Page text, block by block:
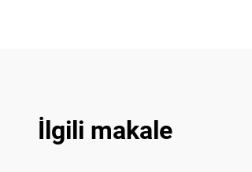
İlgili makale